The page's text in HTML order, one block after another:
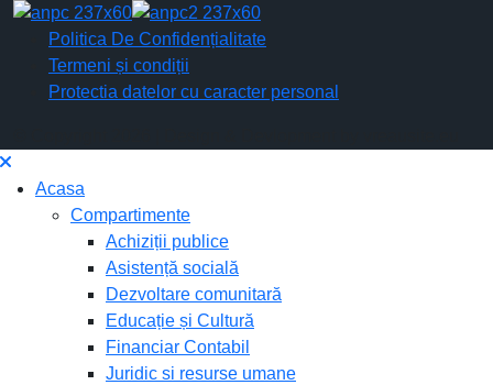
Politica De Confidențialitate
Termeni și condiții
Protectia datelor cu caracter personal
Acasa
Compartimente
Achiziții publice
Asistență socială
Dezvoltare comunitară
Educație și Cultură
Financiar Contabil
Juridic si resurse umane